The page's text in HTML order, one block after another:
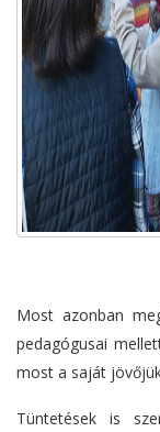
Most azonban
pedagógusai
most a saját
Tüntetések is